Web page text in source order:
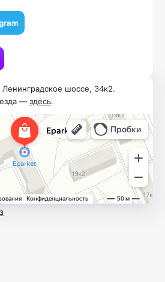
шоссе, 34к2.
— здесь.